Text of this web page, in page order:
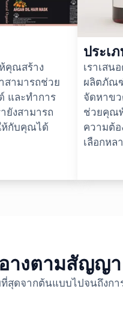
คุณสร้าง
สามารถช่วย
และทำการ
งสามารถ
ห้กับคุณได้
ประเ
เราเสน
ผลิตภัณฑ์
จัดหาขว
ช่วยคุณ
ความต้อ
เลือกหล
างตามสัญญา
ที่สุดจากต้นแบบไปจนถึง